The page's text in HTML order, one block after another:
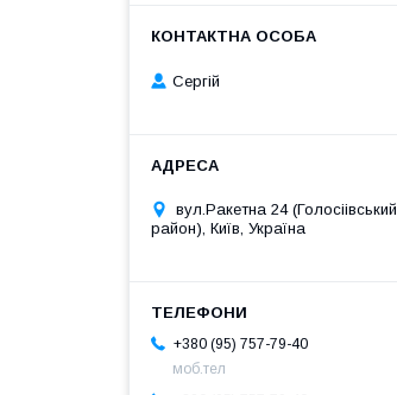
Сергій
вул.Ракетна 24 (Голосіівський
район), Київ, Україна
+380 (95) 757-79-40
моб.тел